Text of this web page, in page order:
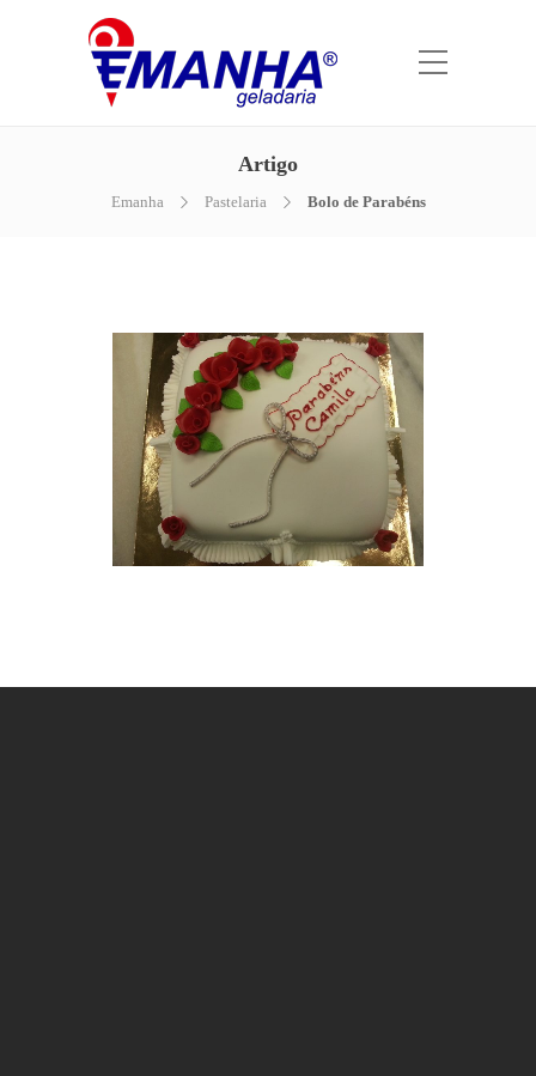
Artigo
Emanha Pastelaria Bolo de Parabéns